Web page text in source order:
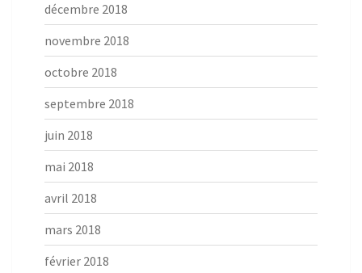
décembre 2018
novembre 2018
octobre 2018
septembre 2018
juin 2018
mai 2018
avril 2018
mars 2018
février 2018